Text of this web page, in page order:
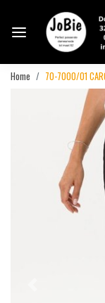
Home 70-7000/01